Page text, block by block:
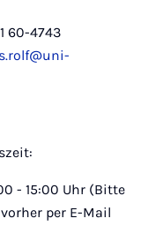
60-4743
- 15:00 Uhr (Bitte
per E-Mail